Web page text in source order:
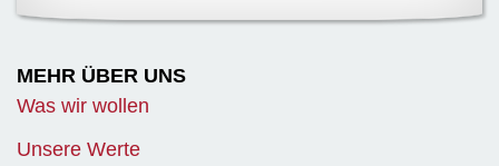
MEHR ÜBER UNS
Was wir wollen
Unsere Werte